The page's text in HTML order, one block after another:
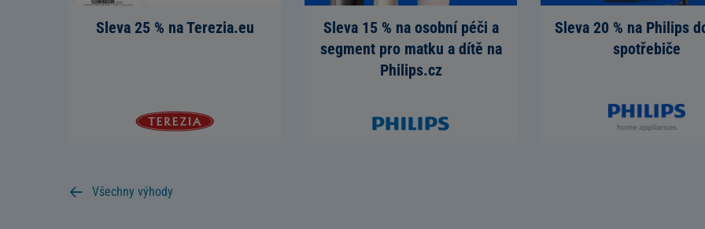
Sleva 25 % na Terezia.eu
Sleva 15 % na osobní péči a
segment pro matku a dítě na
Philips.cz
Sleva 20 % na Philips
spotřebiče
Všechny výhody